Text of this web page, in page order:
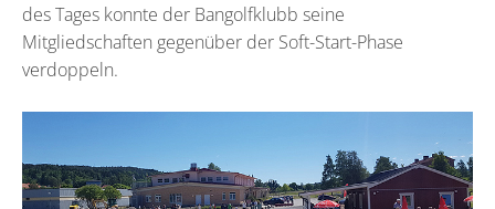
des Tages konnte der Bangolfklubb seine
Mitgliedschaften gegenüber der Soft-Start-Phase
verdoppeln.